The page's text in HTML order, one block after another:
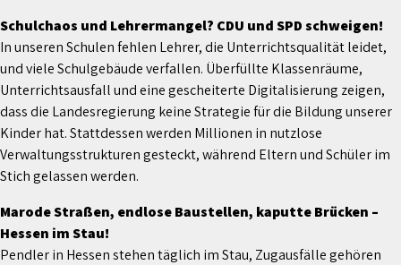
Schulchaos und Lehrermangel? CDU und SPD schweigen!
In unseren Schulen fehlen Lehrer, die Unterrichtsqualität leidet,
und viele Schulgebäude verfallen. Überfüllte Klassenräume,
Unterrichtsausfall und eine gescheiterte Digitalisierung zeigen,
dass die Landesregierung keine Strategie für die Bildung unserer
Kinder hat. Stattdessen werden Millionen in nutzlose
Verwaltungsstrukturen gesteckt, während Eltern und Schüler im
Stich gelassen werden.
Marode Straßen, endlose Baustellen, kaputte Brücken –
Hessen im Stau!
Pendler in Hessen stehen täglich im Stau, Zugausfälle gehören